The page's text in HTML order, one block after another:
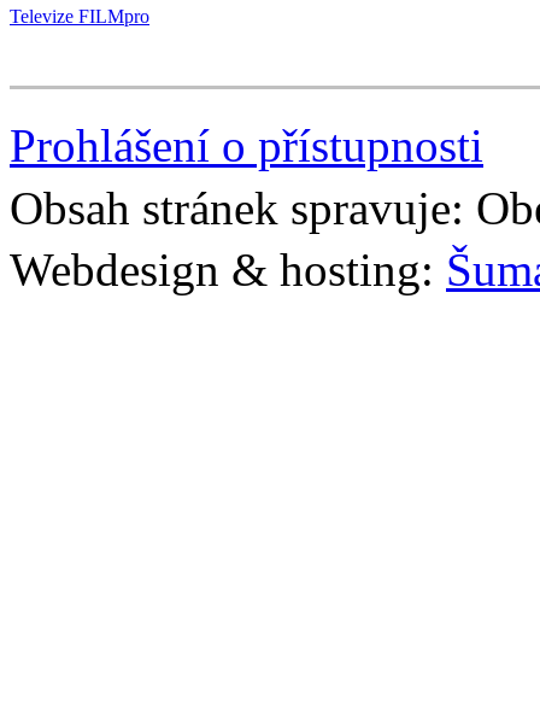
Televize FILMpro
Prohlášení o přístupnosti
Obsah stránek spravuje:
Webdesign & hosting: